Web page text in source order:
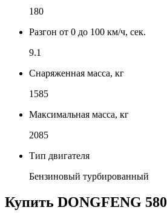
180
Разгон от 0 до 100 км/ч, сек.
9.1
Снаряженная масса, кг
1585
Максимальная масса, кг
2085
Тип двигателя
Бензиновый турбированный
Купить DONGFENG 580